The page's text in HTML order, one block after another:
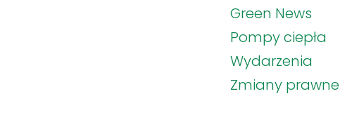
Green News
Pompy ciepła
Wydarzenia
Zmiany prawne